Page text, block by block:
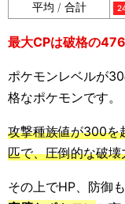
平均 / 合計
最大CPは破格の
ポケモンレベルが
格なポケモンです。
攻撃種族値が300を
匹で、圧倒的な破
その上でHP、防御